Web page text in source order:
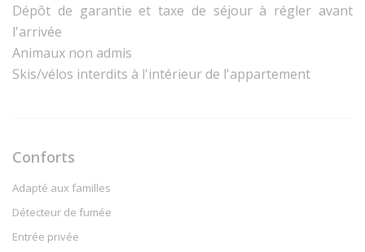
Dépôt de garantie et taxe de séjour à régler avant
l'arrivée
Animaux non admis
Skis/vélos interdits à l'intérieur de l'appartement
Conforts
Adapté aux familles
Détecteur de fumée
Entrée privée